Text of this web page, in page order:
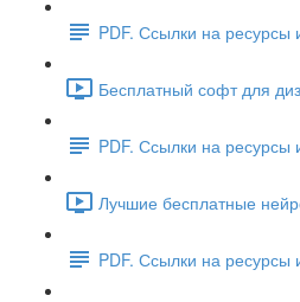
PDF. Ссылки на ресурсы
Бесплатный софт для
PDF. Ссылки на ресурсы
Лучшие бесплатные
PDF. Ссылки на ресурсы